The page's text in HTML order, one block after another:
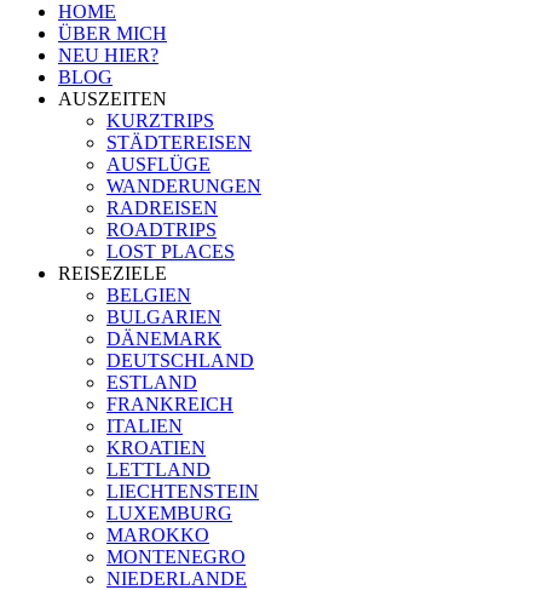
HOME
ÜBER MICH
NEU HIER?
BLOG
AUSZEITEN
KURZTRIPS
STÄDTEREISEN
AUSFLÜGE
WANDERUNGEN
RADREISEN
ROADTRIPS
LOST PLACES
REISEZIELE
BELGIEN
BULGARIEN
DÄNEMARK
DEUTSCHLAND
ESTLAND
FRANKREICH
ITALIEN
KROATIEN
LETTLAND
LIECHTENSTEIN
LUXEMBURG
MAROKKO
MONTENEGRO
NIEDERLANDE